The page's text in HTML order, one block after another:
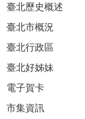
臺北歷史概述
臺北市概況
臺北行政區
臺北好姊妹
電子賀卡
市集資訊